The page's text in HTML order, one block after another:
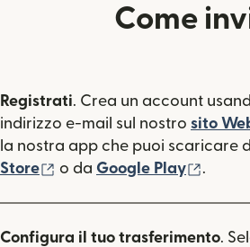
Come
Registrati. Crea un account
indirizzo e-mail sul nostro sito
la nostra app che puoi scaricare
Store
(si apre in una nuova
o da Google Play .
Configura il tuo trasferimento.